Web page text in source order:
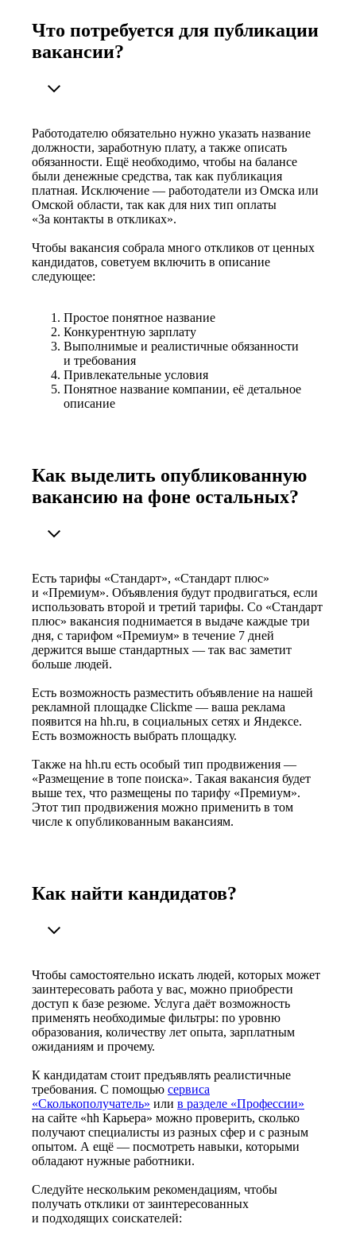
Что потребуется для публикации
вакансии?
Работодателю обязательно нужно указать название
должности, заработную плату, а также описать
обязанности. Ещё необходимо, чтобы на балансе
были денежные средства, так как публикация
платная. Исключение — работодатели из Омска или
Омской области, так как для них тип оплаты
«За контакты в откликах».
Чтобы вакансия собрала много откликов от ценных
кандидатов, советуем включить в описание
следующее:
Простое понятное название
Конкурентную зарплату
Выполнимые и реалистичные обязанности
и требования
Привлекательные условия
Понятное название компании, её детальное
описание
Как выделить опубликованную
вакансию на фоне остальных?
Есть тарифы «Стандарт», «Стандарт плюс»
и «Премиум». Объявления будут продвигаться, если
использовать второй и третий тарифы. Со «Стандарт
плюс» вакансия поднимается в выдаче каждые три
дня, с тарифом «Премиум» в течение 7 дней
держится выше стандартных — так вас заметит
больше людей.
Есть возможность разместить объявление на нашей
рекламной площадке Clickme — ваша реклама
появится на hh.ru, в социальных сетях и Яндексе.
Есть возможность выбрать площадку.
Также на hh.ru есть особый тип продвижения —
«Размещение в топе поиска». Такая вакансия будет
выше тех, что размещены по тарифу «Премиум».
Этот тип продвижения можно применить в том
числе к опубликованным вакансиям.
Как найти кандидатов?
Чтобы самостоятельно искать людей, которых может
заинтересовать работа у вас, можно приобрести
доступ к базе резюме. Услуга даёт возможность
применять необходимые фильтры: по уровню
образования, количеству лет опыта, зарплатным
ожиданиям и прочему.
К кандидатам стоит предъявлять реалистичные
требования. С помощью сервиса
«Сколькополучатель» или в разделе «Профессии»
на сайте «hh Карьера» можно проверить, сколько
получают специалисты из разных сфер и с разным
опытом. А ещё — посмотреть навыки, которыми
обладают нужные работники.
Следуйте нескольким рекомендациям, чтобы
получать отклики от заинтересованных
и подходящих соискателей: